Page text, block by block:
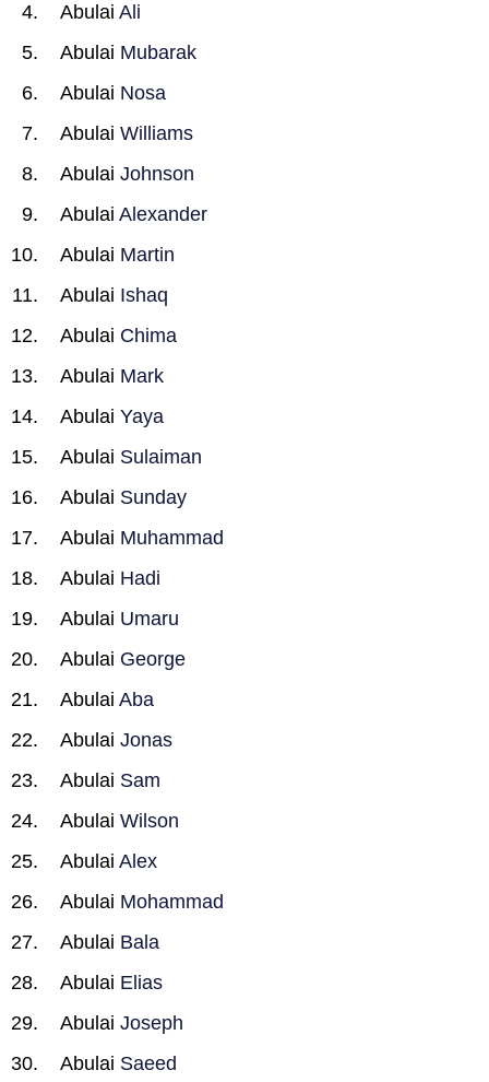
Abulai Ali
Abulai Mubarak
Abulai Nosa
Abulai Williams
Abulai Johnson
Abulai Alexander
Abulai Martin
Abulai Ishaq
Abulai Chima
Abulai Mark
Abulai Yaya
Abulai Sulaiman
Abulai Sunday
Abulai Muhammad
Abulai Hadi
Abulai Umaru
Abulai George
Abulai Aba
Abulai Jonas
Abulai Sam
Abulai Wilson
Abulai Alex
Abulai Mohammad
Abulai Bala
Abulai Elias
Abulai Joseph
Abulai Saeed